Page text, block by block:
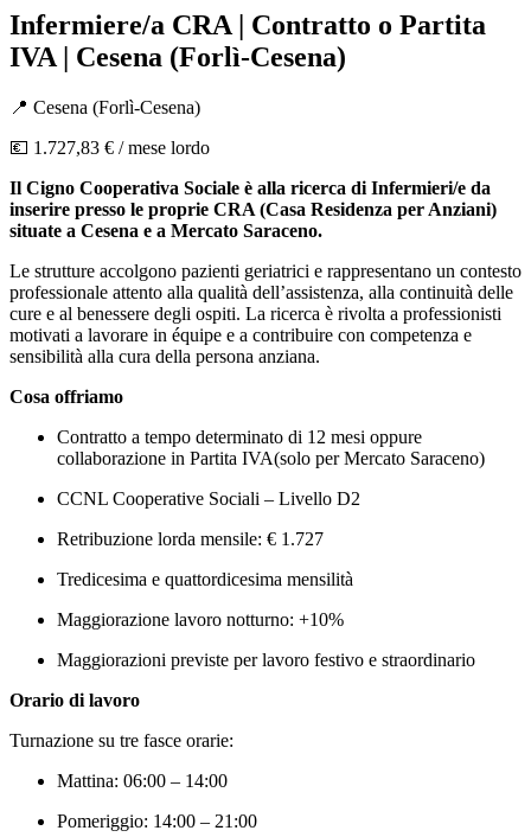
Infermiere/a CRA | Contratto o Partita
IVA | Cesena (Forlì-Cesena)
📍 Cesena (Forlì-Cesena)
💶 1.727,83 € / mese lordo
Il Cigno Cooperativa Sociale è alla ricerca di Infermieri/e da
inserire presso le proprie CRA (Casa Residenza per Anziani)
situate a Cesena e a Mercato Saraceno.
Le strutture accolgono pazienti geriatrici e rappresentano un contesto
professionale attento alla qualità dell’assistenza, alla continuità delle
cure e al benessere degli ospiti. La ricerca è rivolta a professionisti
motivati a lavorare in équipe e a contribuire con competenza e
sensibilità alla cura della persona anziana.
Cosa offriamo
Contratto a tempo determinato di 12 mesi oppure
collaborazione in Partita IVA(solo per Mercato Saraceno)
CCNL Cooperative Sociali – Livello D2
Retribuzione lorda mensile: € 1.727
Tredicesima e quattordicesima mensilità
Maggiorazione lavoro notturno: +10%
Maggiorazioni previste per lavoro festivo e straordinario
Orario di lavoro
Turnazione su tre fasce orarie:
Mattina: 06:00 – 14:00
Pomeriggio: 14:00 – 21:00